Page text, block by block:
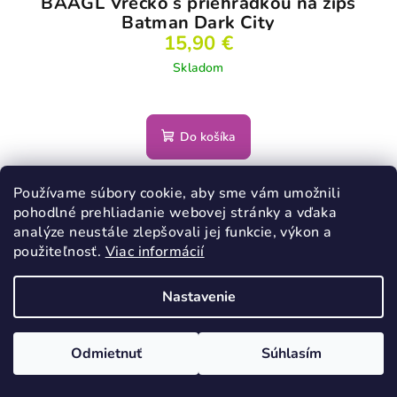
Používame súbory cookie, aby sme vám umožnili
pohodlné prehliadanie webovej stránky a vďaka
analýze neustále zlepšovali jej funkcie, výkon a
použiteľnosť. Viac informácií
Nastavenie
Odmietnuť Súhlasím
Batman Dark City
15,90 €
Skladom
Do košíka
VÝPREDAJ